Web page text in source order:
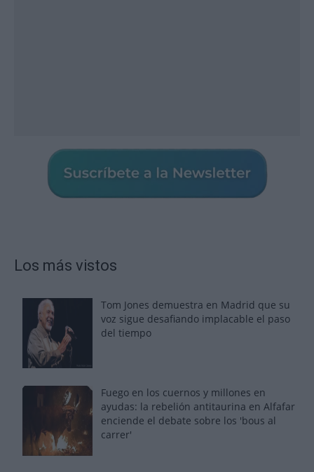
Los más vistos
Tom Jones demuestra en Madrid que su
voz sigue desafiando implacable el paso
del tiempo
Fuego en los cuernos y millones en
ayudas: la rebelión antitaurina en Alfafar
enciende el debate sobre los 'bous al
carrer'